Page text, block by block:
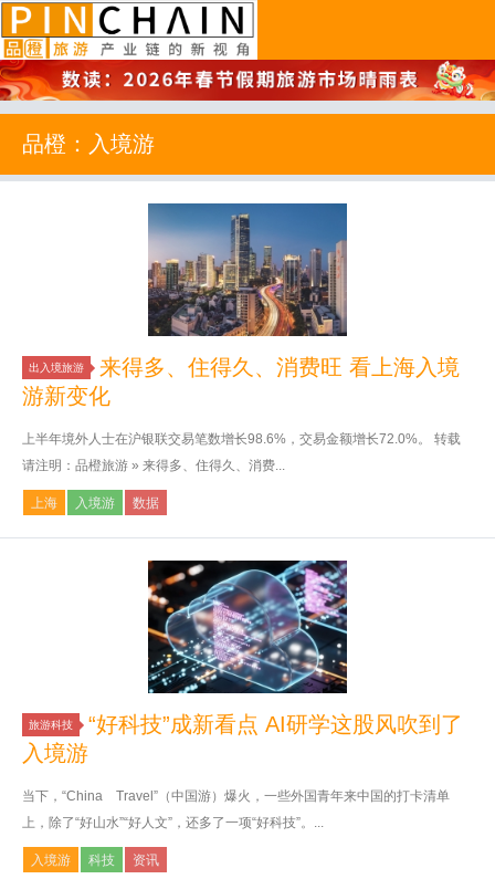
品橙旅游
品橙：入境游
出入境旅游
来得多、住得久、消费旺 看上海入境
游新变化
上半年境外人士在沪银联交易笔数增长98.6%，交易金额增长72.0%。 转载
请注明：品橙旅游 » 来得多、住得久、消费...
上海 入境游 数据
旅游科技
“好科技”成新看点 AI研学这股风吹到了
入境游
当下，“China Travel”（中国游）爆火，一些外国青年来中国的打卡清单
上，除了“好山水”“好人文”，还多了一项“好科技”。...
入境游 科技 资讯